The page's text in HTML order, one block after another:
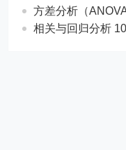
方差分析（
相关与回归分析